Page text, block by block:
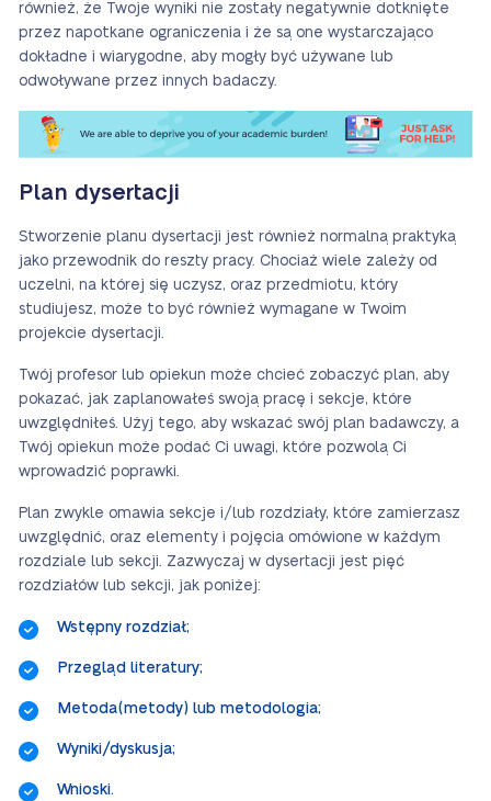
również, że Twoje wyniki nie zostały negatywnie dotknięte
przez napotkane ograniczenia i że są one wystarczająco
dokładne i wiarygodne, aby mogły być używane lub
odwoływane przez innych badaczy.
Plan dysertacji
Stworzenie planu dysertacji jest również normalną praktyką
jako przewodnik do reszty pracy. Chociaż wiele zależy od
uczelni, na której się uczysz, oraz przedmiotu, który
studiujesz, może to być również wymagane w Twoim
projekcie dysertacji.
Twój profesor lub opiekun może chcieć zobaczyć plan, aby
pokazać, jak zaplanowałeś swoją pracę i sekcje, które
uwzględniłeś. Użyj tego, aby wskazać swój plan badawczy, a
Twój opiekun może podać Ci uwagi, które pozwolą Ci
wprowadzić poprawki.
Plan zwykle omawia sekcje i/lub rozdziały, które zamierzasz
uwzględnić, oraz elementy i pojęcia omówione w każdym
rozdziale lub sekcji. Zazwyczaj w dysertacji jest pięć
rozdziałów lub sekcji, jak poniżej:
Wstępny rozdział;
Przegląd literatury;
Metoda(metody) lub metodologia;
Wyniki/dyskusja;
Wnioski.